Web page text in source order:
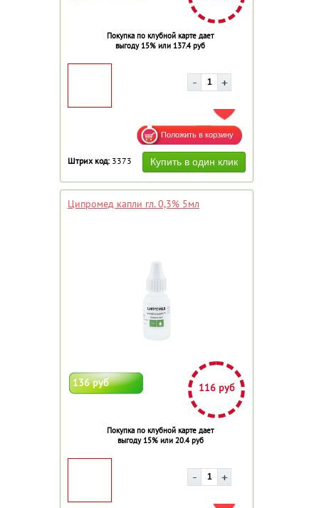
Покупка по клубной карте дает
выгоду 15% или 137.4 руб
ДОБАВИТЬ В ИЗБРАННОЕ
Штрих код: 3373
Ципромед капли гл. 0,3% 5мл
136 руб 116 руб
Покупка по клубной карте дает
выгоду 15% или 20.4 руб
ДОБАВИТЬ В ИЗБРАННОЕ